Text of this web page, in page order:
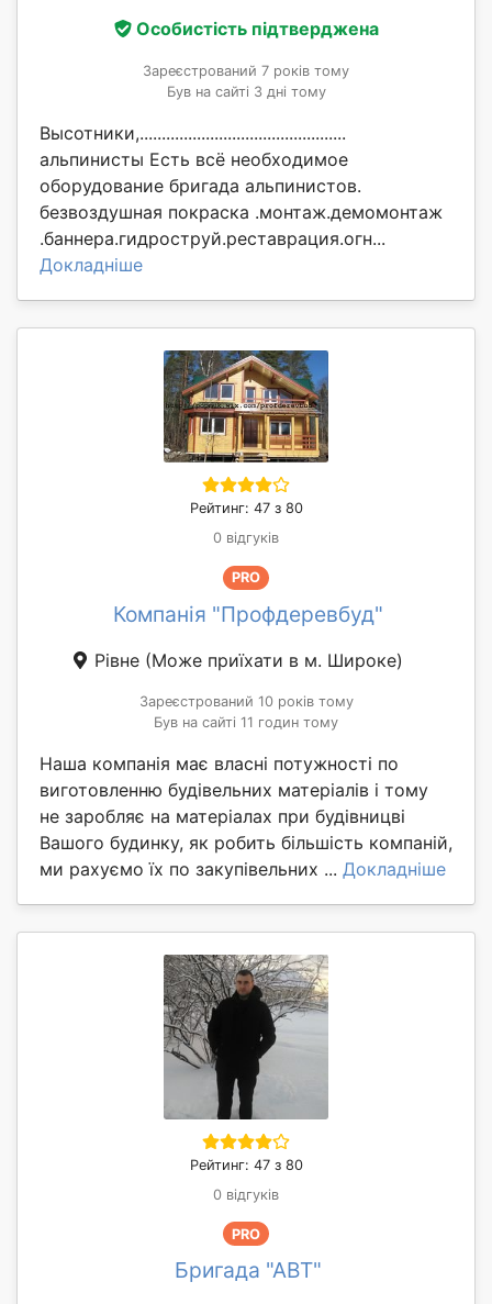
Особистість підтверджена
Зареєстрований 7 років тому
Був на сайті 3 дні тому
Высотники,...............................................
альпинисты Есть всё необходимое
оборудование бригада альпинистов.
безвоздушная покраска .монтаж.демомонтаж
.баннера.гидроструй.реставрация.огн...
Докладніше
Рейтинг: 47 з 80
0 відгуків
PRO
Компанія "Профдеревбуд"
Рівне (Може приїхати в м. Широке)
Зареєстрований 10 років тому
Був на сайті 11 годин тому
Наша компанія має власні потужності по
виготовленню будівельних матеріалів і тому
не заробляє на матеріалах при будівницві
Вашого будинку, як робить більшість компаній,
ми рахуємо їх по закупівельних ... Докладніше
Рейтинг: 47 з 80
0 відгуків
PRO
Бригада "АВT"